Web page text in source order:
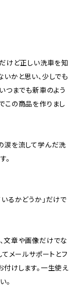
だけど正しい洗⾞を知
かと思い、少しでも
つまでも新⾞のよう
この商品を作りまし
涙を流して学んだ洗
。
るかどうか」だけで
文章や画像だけでな
てメールサポートとフ
付けします。一生使え
。